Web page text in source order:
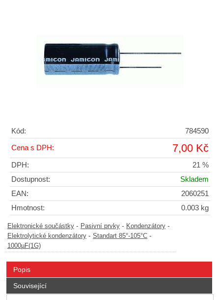
Kód: 784590
Cena s DPH: 7,00 Kč
DPH:
21 %
Dostupnost:
Skladem
EAN:
2060251
Hmotnost:
0.003 kg
Elektronické součástky - Pasivní prvky - Kondenzátory -
Elektrolytické kondenzátory - Standart 85°-105°C -
1000µF(1G)
Popis
Související